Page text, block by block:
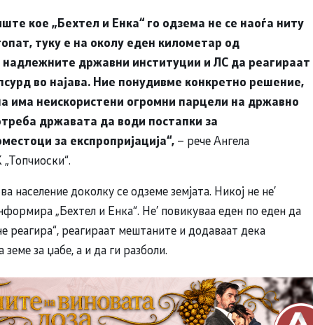
кое „Бехтел и Енка“ го одзема не се наоѓа ниту
туку е на околу еден километар од
државни институции и ЛС да реагираат
во најава. Ние понудивме конкретно решение,
има неискористени огромни парцели на државно
државата да води постапки за
за експропријација“, – рече Ангела
население доколку се одземе земјата. Никој не не’
„Бехтел и Енка“. Не’ повикуваа еден по еден да
реагира“, реагираат мештаните и додаваат дека
земе за џабе, а и да ги разболи.